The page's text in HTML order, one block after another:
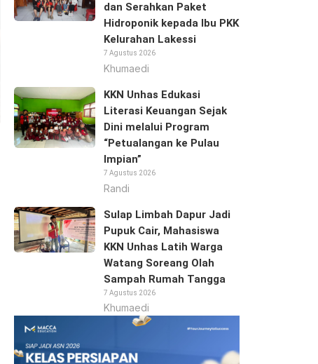
dan Serahkan Paket
Hidroponik kepada Ibu PKK
Kelurahan Lakessi
7 Agustus 2026
Khumaedi
KKN Unhas Edukasi
Literasi Keuangan Sejak
Dini melalui Program
“Petualangan ke Pulau
Impian”
7 Agustus 2026
Randi
Sulap Limbah Dapur Jadi
Pupuk Cair, Mahasiswa
KKN Unhas Latih Warga
Watang Soreang Olah
Sampah Rumah Tangga
7 Agustus 2026
Khumaedi